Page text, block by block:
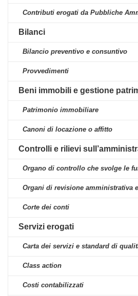
Contributi erogati da Pubbliche
Bilanci
Bilancio preventivo e consuntivo
Provvedimenti
Beni immobili e gestione
Patrimonio immobiliare
Canoni di locazione o affitto
Controlli e rilievi
Organo di controllo che svolge le
Organi di revisione amministrativa
Corte dei conti
Servizi erogati
Carta dei servizi e standard di
Class action
Costi contabilizzati